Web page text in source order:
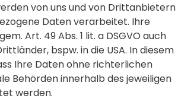
von uns und von Dritt­an­bie­tern
Daten verar­beitet. Ihre
Art. 49 Abs. 1 lit. a DSGVO auch
bspw. in die USA. In diesem
Ihre Daten ohne rich­ter­li­chen
Behörden inner­halb des jewei­ligen
werden.